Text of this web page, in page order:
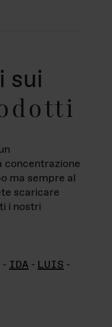
sui
concentrazione
ma sempre al
scaricare
i nostri
- IDA - LUIS -